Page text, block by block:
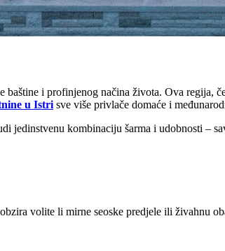
i profinjenog načina života. Ova regija,
u Istri sve više privlače domaće i
jedinstvenu kombinaciju šarma i udobnosti –
volite li mirne seoske predjele ili živahnu